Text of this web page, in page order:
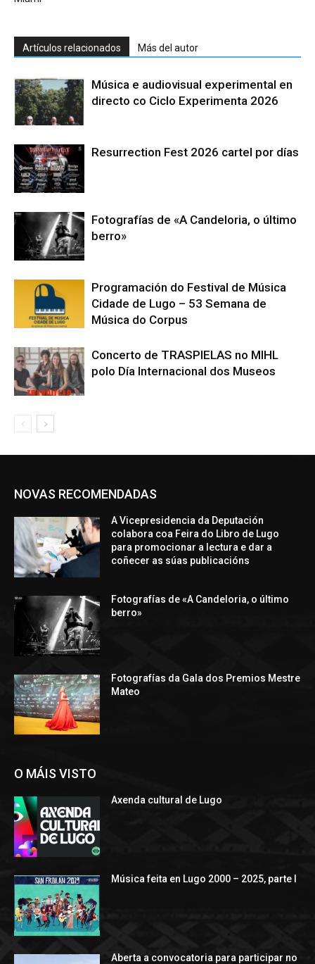
Artículos relacionados Más del autor
Música e audiovisual experimental en
directo co Ciclo Experimenta 2026
Resurrection Fest 2026 cartel por días
Fotografías de «A Candeloria, o último
berro»
Programación do Festival de Música
Cidade de Lugo – 53 Semana de
Música do Corpus
Concerto de TRASPIELAS no MIHL
polo Día Internacional dos Museos
NOVAS RECOMENDADAS
A Vicepresidencia da Deputación
colabora coa Feira do Libro de Lugo
para promocionar a lectura e dar a
coñecer as súas publicacións
Fotografías de «A Candeloria, o último
berro»
Fotografías da Gala dos Premios Mestre
Mateo
O MÁIS VISTO
Axenda cultural de Lugo
Música feita en Lugo 2000 – 2025, parte I
Aberta a convocatoria para participar no